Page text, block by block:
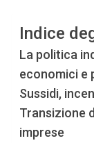
Indice
La politica
economici e
Sussidi,
Transizione
imprese